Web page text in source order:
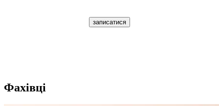
записатися
Фахівці